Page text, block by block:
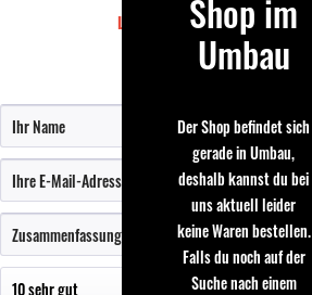
Land:
Shop im
Umbau
Der Shop befindet sich
gerade in Umbau,
deshalb kannst du bei
uns aktuell leider
keine Waren bestellen.
Falls du noch auf der
Suche nach einem